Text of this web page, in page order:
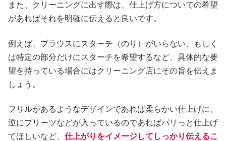
また、クリーニングに出す際は、仕上げ方についての希望
があればそれを明確に伝えると良いです。
例えば、ブラウスにスターチ（のり）がいらない、もしく
は特定の部分だけにスターチを希望するなど、具体的な要
望を持っている場合にはクリーニング店にその旨を伝えま
しょう。
フリルがあるようなデザインであれば柔らかい仕上げに、
逆にプリーツなどが入っているのであればパリっと仕上げ
てほしいなど、 仕上がりをイメージしてしっかり伝えるこ